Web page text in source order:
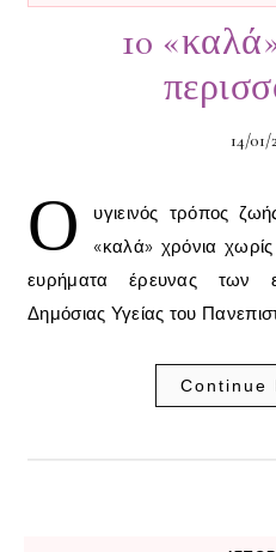
10
14/01/
Ο
υγιεινός τρόπος
«καλά» χρόνια
ευρήματα έρευνας των
Δημόσιας Υγείας του
Continue